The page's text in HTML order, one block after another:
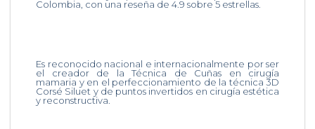
Colombia, con una reseña de 4.9 sobre 5 estrellas.
Es reconocido nacional e internacionalmente por ser
el creador de la Técnica de Cuñas en cirugía
mamaria y en el perfeccionamiento de la técnica 3D
Corsé Siluet y de puntos invertidos en cirugía estética
y reconstructiva.